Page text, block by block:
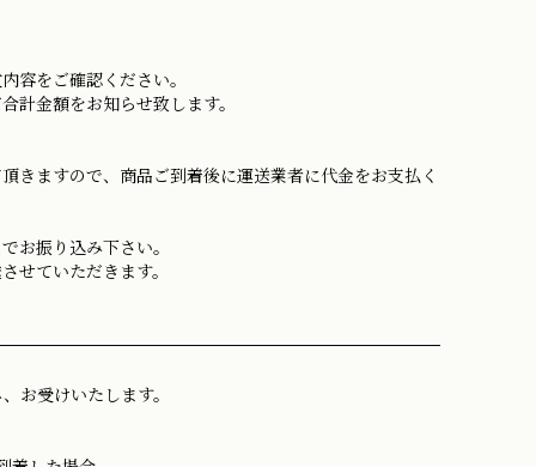
容をご確認ください。
計金額をお知らせ致します。
きますので、商品ご到着後に運送業者に代金をお支払く
お振り込み下さい。
せていただきます。
お受けいたします。